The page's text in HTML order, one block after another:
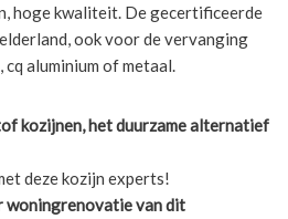
hoge kwaliteit. De gecertificeerde
ook voor de vervanging
aluminium of metaal.
kozijnen, het duurzame alternatief
deze kozijn experts!
van dit